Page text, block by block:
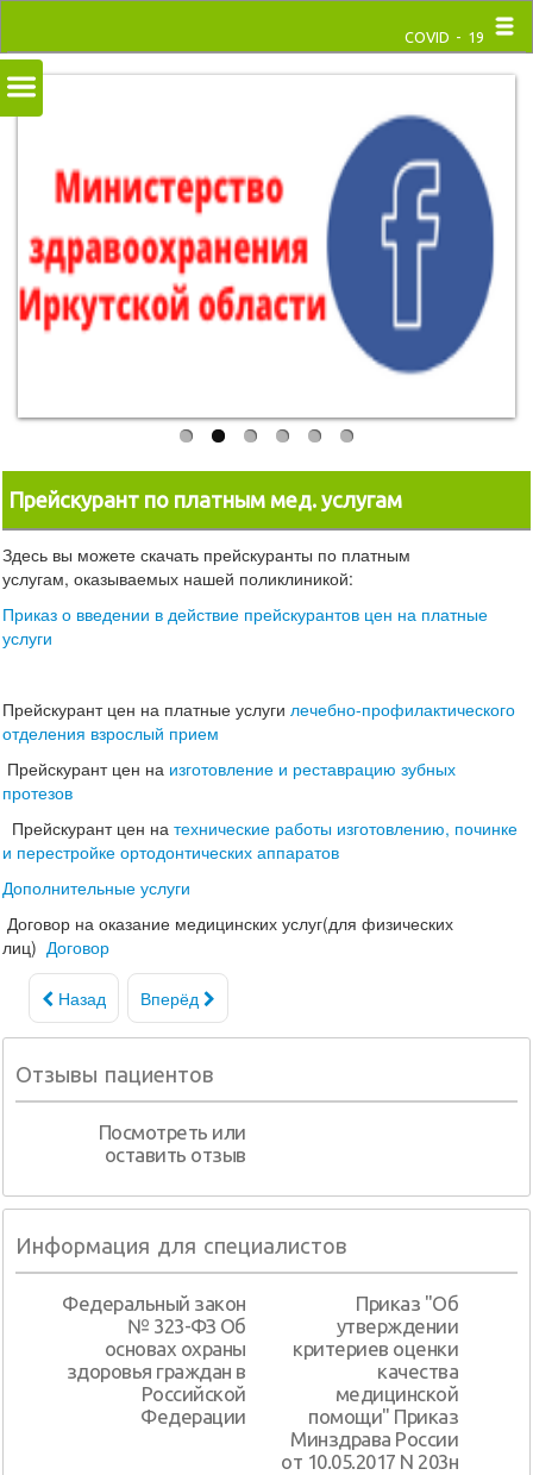
COVID - 19
Прейскурант по платным мед. услугам
Здесь вы можете скачать прейскуранты по платным
услугам, оказываемых нашей поликлиникой:
Приказ о введении в действие прейскурантов цен на платные
услуги
Прейскурант цен на платные услуги лечебно-профилактического
отделения взрослый прием
Прейскурант цен на изготовление и реставрацию зубных
протезов
Прейскурант цен на технические работы изготовлению, починке
и перестройке ортодонтических аппаратов
Дополнительные услуги
Договор на оказание медицинских услуг(для физических
лиц) Договор
Назад Вперёд
Отзывы пациентов
Посмотреть или
оставить отзыв
Информация для специалистов
Федеральный закон
№ 323-ФЗ Об
основах охраны
здоровья граждан в
Российской
Федерации
Приказ "Об
утверждении
критериев оценки
качества
медицинской
помощи" Приказ
Минздрава России
от 10.05.2017 N 203н